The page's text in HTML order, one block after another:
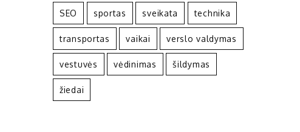
SEO sportas sveikata technika
transportas vaikai verslo valdymas
vestuvės vėdinimas šildymas
žiedai